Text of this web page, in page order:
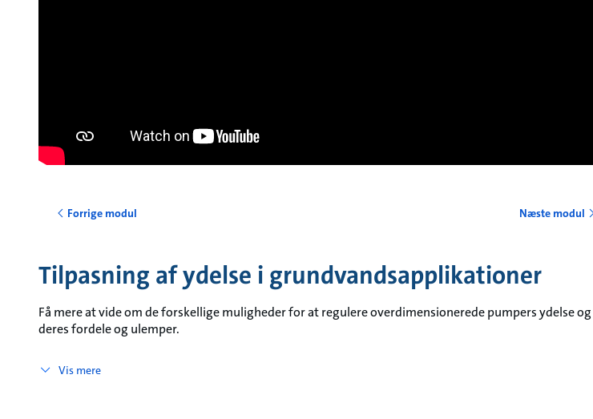
Forrige modul Næste modul
Tilpasning af ydelse i grundvandsapplikationer
Få mere at vide om de forskellige muligheder for at regulere overdimensionerede pumpers ydelse og
deres fordele og ulemper.
Vis mere